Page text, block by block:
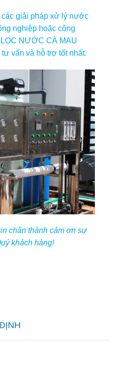
các giải pháp xử lý nước
nghiệp hoặc công
NƯỚC CÀ MAU
vấn và hỗ trợ tốt nhất.
chân thành cảm ơn sự
khách hàng!